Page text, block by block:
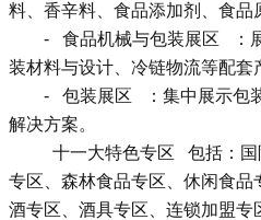
料、香辛料、食品添加剂、食品
- 食品机械与包装展区 ：
装材料与设计、冷链物流等配套
- 包装展区 ：集中展示包
解决方案。
十一大特色专区 包括：国
专区、森林食品专区、休闲食
酒专区、酒具专区、连锁加盟